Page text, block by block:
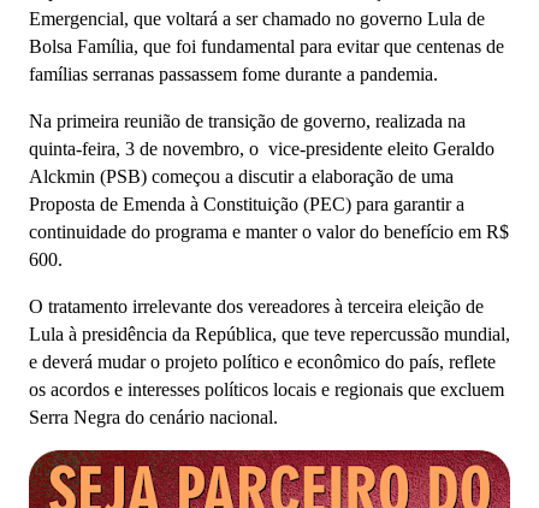
Emergencial, que voltará a ser chamado no governo Lula de
Bolsa Família, que foi fundamental para evitar que centenas de
famílias serranas passassem fome durante a pandemia.
Na primeira reunião de transição de governo, realizada na
quinta-feira, 3 de novembro, o vice-presidente eleito Geraldo
Alckmin (PSB) começou a discutir a elaboração de uma
Proposta de Emenda à Constituição (PEC) para garantir a
continuidade do programa e manter o valor do benefício em R$
600.
O tratamento irrelevante dos vereadores à terceira eleição de
Lula à presidência da República, que teve repercussão mundial,
e deverá mudar o projeto político e econômico do país, reflete
os acordos e interesses políticos locais e regionais que excluem
Serra Negra do cenário nacional.